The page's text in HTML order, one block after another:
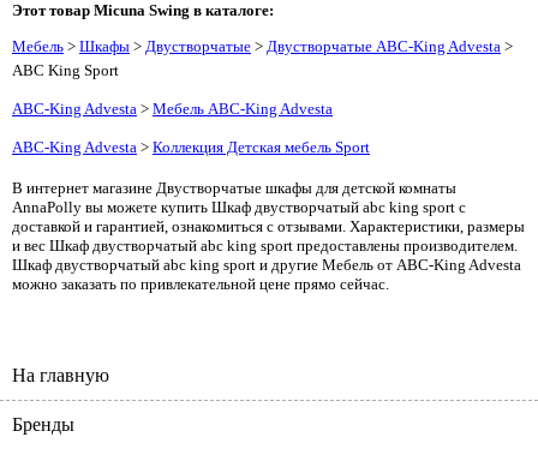
Этот товар Micuna Swing в каталоге:
Мебель > Шкафы > Двустворчатые > Двустворчатые ABC-King Advesta >
ABC King Sport
ABC-King Advesta > Мебель ABC-King Advesta
ABC-King Advesta > Коллекция Детская мебель Sport
В интернет магазине Двустворчатые шкафы для детской комнаты
AnnaPolly вы можете купить Шкаф двустворчатый abc king sport с
доставкой и гарантией, ознакомиться с отзывами. Характеристики, размеры
и вес Шкаф двустворчатый abc king sport предоставлены производителем.
Шкаф двустворчатый abc king sport и другие Мебель от ABC-King Advesta
можно заказать по привлекательной цене прямо сейчас.
На главную
Бренды